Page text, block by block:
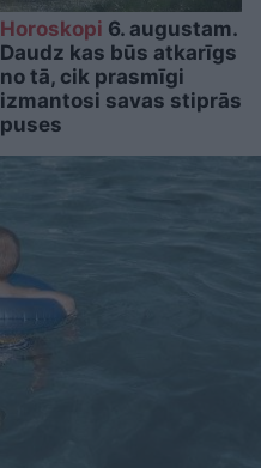
Horoskopi 6. augustam.
Daudz kas būs atkarīgs
no tā, cik prasmīgi
izmantosi savas stiprās
puses